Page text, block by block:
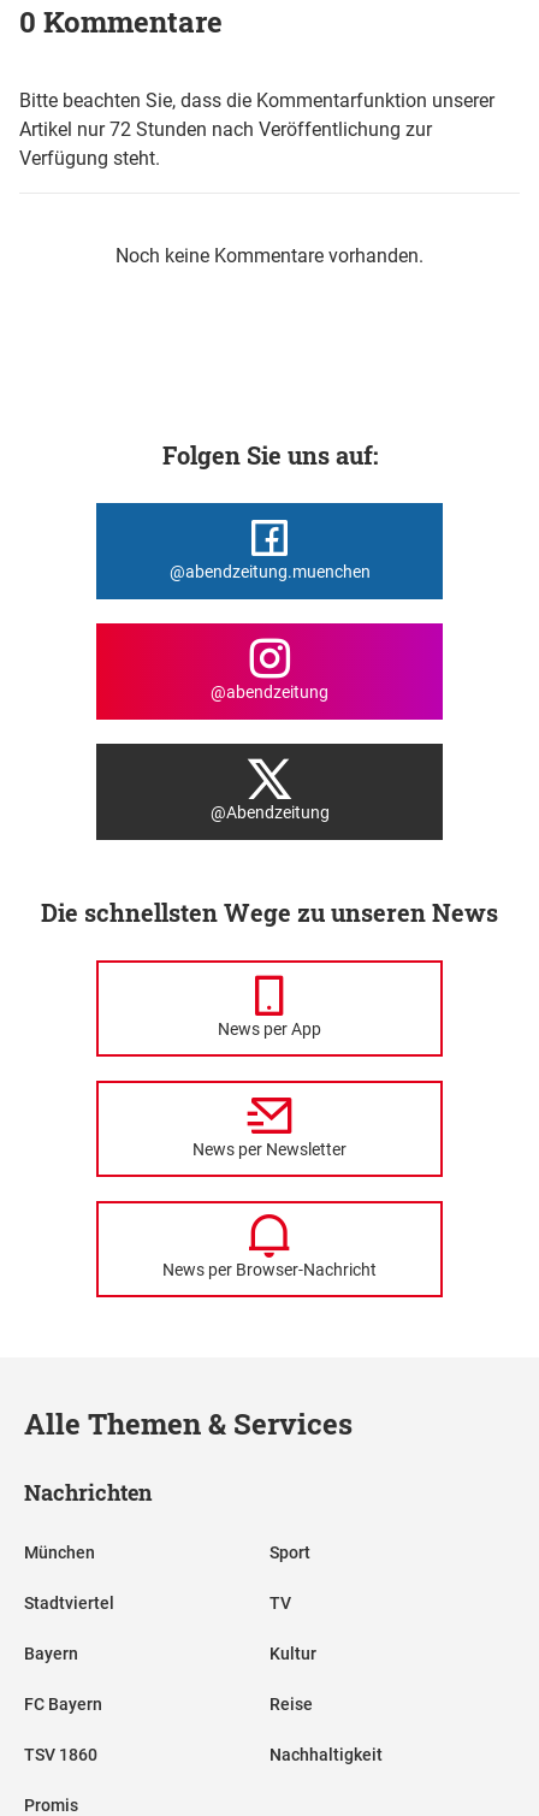
0 Kommentare
Bitte beachten Sie, dass die Kommentarfunktion unserer
Artikel nur 72 Stunden nach Veröffentlichung zur
Verfügung steht.
Noch keine Kommentare vorhanden.
Folgen Sie uns auf:
@abendzeitung.muenchen
@abendzeitung
@Abendzeitung
Die schnellsten Wege zu unseren News
News per App
News per Newsletter
News per Browser-Nachricht
Alle Themen & Services
Nachrichten
München
Stadtviertel
Bayern
FC Bayern
TSV 1860
Promis
Sport
TV
Kultur
Reise
Nachhaltigkeit